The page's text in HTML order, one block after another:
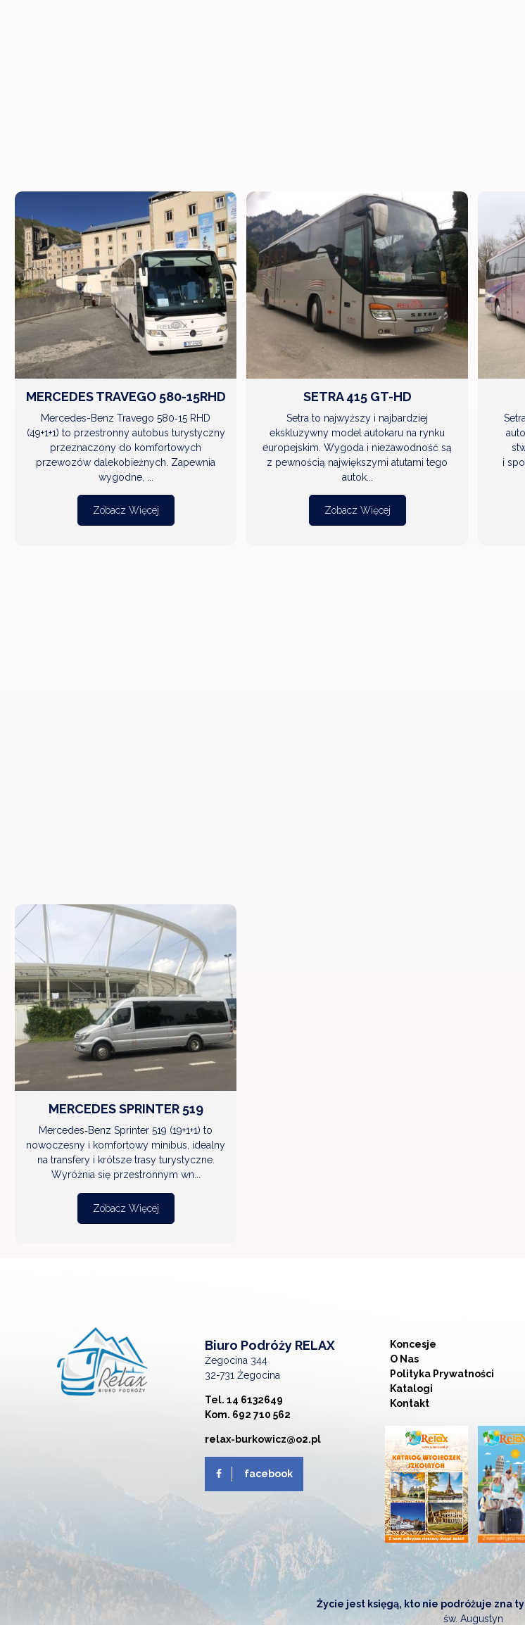
ZOBACZ
WIĘCEJ
MERCEDES TRAVEGO 580-15RHD
Mercedes-Benz Travego 580‑15 RHD
(49+1+1) to przestronny autobus turystyczny
przeznaczony do komfortowych
przewozów dalekobieżnych. Zapewnia
wygodne, ...
Zobacz Więcej
ZOBACZ
WIĘCEJ
SETRA 415 GT-HD
Setra to najwyższy i najbardziej
ekskluzywny model autokaru na rynku
europejskim. Wygoda i niezawodność są
z pewnością największymi atutami tego
autok...
Zobacz Więcej
i
ZOBACZ
WIĘCEJ
MERCEDES SPRINTER 519
Mercedes‑Benz Sprinter 519 (19+1+1) to
nowoczesny i komfortowy minibus, idealny
na transfery i krótsze trasy turystyczne.
Wyróżnia się przestronnym wn...
Zobacz Więcej
Biuro Podróży RELAX
Żegocina 344
32-731 Żegocina
Tel. 14 6132649
Kom. 692 710 562
relax-burkowicz@o2.pl
facebook
Koncesje
O Nas
Polityka Prywatności
Katalogi
Kontakt
Życie jest księgą, kto nie podróżuje zna
św. Augustyn